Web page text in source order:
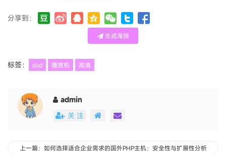
充分兼容家中的老式电视机，体现了其广泛的适用
分享到：
生成海报
标签： dvd 播放机 高清
admin
关 注
上一篇：如何选择适合企业需求的国外PHP主机：安全性与扩展性分析